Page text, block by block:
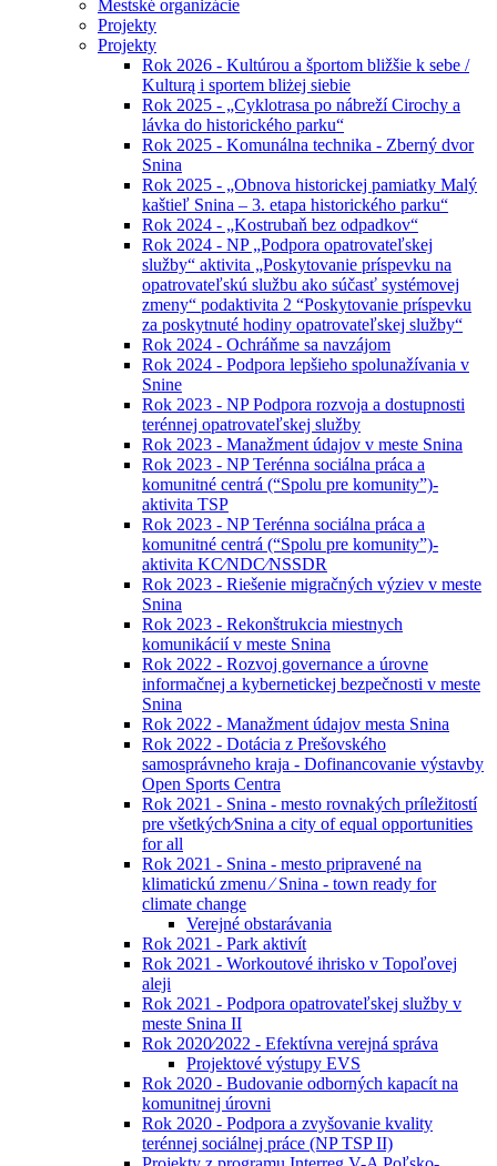
Mestské organizácie
Projekty
Projekty
Rok 2026 - Kultúrou a športom bližšie k sebe /
Kulturą i sportem bliżej siebie
Rok 2025 - „Cyklotrasa po nábreží Cirochy a
lávka do historického parku“
Rok 2025 - Komunálna technika - Zberný dvor
Snina
Rok 2025 - „Obnova historickej pamiatky Malý
kaštieľ Snina – 3. etapa historického parku“
Rok 2024 - „Kostrubaň bez odpadkov“
Rok 2024 - NP „Podpora opatrovateľskej
služby“ aktivita „Poskytovanie príspevku na
opatrovateľskú službu ako súčasť systémovej
zmeny“ podaktivita 2 “Poskytovanie príspevku
za poskytnuté hodiny opatrovateľskej služby“
Rok 2024 - Ochráňme sa navzájom
Rok 2024 - Podpora lepšieho spolunažívania v
Snine
Rok 2023 - NP Podpora rozvoja a dostupnosti
terénnej opatrovateľskej služby
Rok 2023 - Manažment údajov v meste Snina
Rok 2023 - NP Terénna sociálna práca a
komunitné centrá (“Spolu pre komunity”)-
aktivita TSP
Rok 2023 - NP Terénna sociálna práca a
komunitné centrá (“Spolu pre komunity”)-
aktivita KC⁄NDC⁄NSSDR
Rok 2023 - Riešenie migračných výziev v meste
Snina
Rok 2023 - Rekonštrukcia miestnych
komunikácií v meste Snina
Rok 2022 - Rozvoj governance a úrovne
informačnej a kybernetickej bezpečnosti v meste
Snina
Rok 2022 - Manažment údajov mesta Snina
Rok 2022 - Dotácia z Prešovského
samosprávneho kraja - Dofinancovanie výstavby
Open Sports Centra
Rok 2021 - Snina - mesto rovnakých príležitostí
pre všetkých⁄Snina a city of equal opportunities
for all
Rok 2021 - Snina - mesto pripravené na
klimatickú zmenu ⁄ Snina - town ready for
climate change
Verejné obstarávania
Rok 2021 - Park aktivít
Rok 2021 - Workoutové ihrisko v Topoľovej
aleji
Rok 2021 - Podpora opatrovateľskej služby v
meste Snina II
Rok 2020⁄2022 - Efektívna verejná správa
Projektové výstupy EVS
Rok 2020 - Budovanie odborných kapacít na
komunitnej úrovni
Rok 2020 - Podpora a zvyšovanie kvality
terénnej sociálnej práce (NP TSP II)